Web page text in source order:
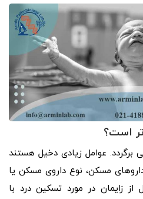
است؟
عوامل زیادی دخیل هستند
مسکن، نوع داروی مسکن یا
زایمان در مورد تسکین درد با